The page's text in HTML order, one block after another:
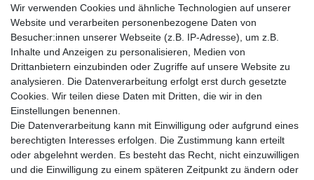
mit vielen spannenden Artikeln.
Bitte entschuldigen Sie, wenn wir telefonisch wegen hoher
betrieblicher Auslastung nicht erreichbar sein sollten.
Schreiben Sie uns gerne eine E-Mail mit Ihrer Telefonnummer
und der Bitte um Rückruf.
Wir rufen Sie schnellstmöglich zurück.
Wir versenden in die folgenden Länder
Versandkostenfrei (DE) ab 69 €
Wir verwenden Cookies und ähnliche Technologien auf unserer
Website und verarbeiten personenbezogene Daten von
Besucher:innen unserer Webseite (z.B. IP-Adresse), um z.B.
Inhalte und Anzeigen zu personalisieren, Medien von
Drittanbietern einzubinden oder Zugriffe auf unsere Website zu
analysieren. Die Datenverarbeitung erfolgt erst durch gesetzte
Cookies. Wir teilen diese Daten mit Dritten, die wir in den
Einstellungen benennen.
Die Datenverarbeitung kann mit Einwilligung oder aufgrund eines
berechtigten Interesses erfolgen. Die Zustimmung kann erteilt
oder abgelehnt werden. Es besteht das Recht, nicht einzuwilligen
und die Einwilligung zu einem späteren Zeitpunkt zu ändern oder